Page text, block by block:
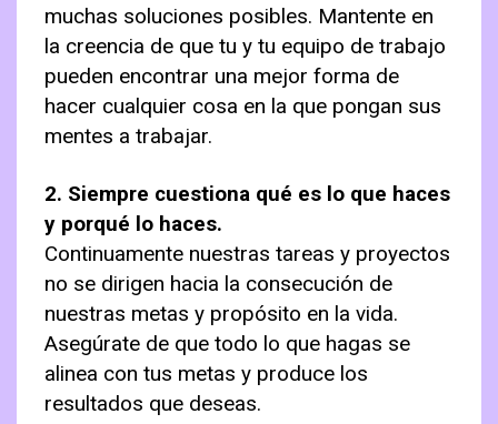
muchas soluciones posibles. Mantente en
la creencia de que tu y tu equipo de trabajo
pueden encontrar una mejor forma de
hacer cualquier cosa en la que pongan sus
mentes a trabajar.
2. Siempre cuestiona qué es lo que haces
y porqué lo haces.
Continuamente nuestras tareas y proyectos
no se dirigen hacia la consecución de
nuestras metas y propósito en la vida.
Asegúrate de que todo lo que hagas se
alinea con tus metas y produce los
resultados que deseas.